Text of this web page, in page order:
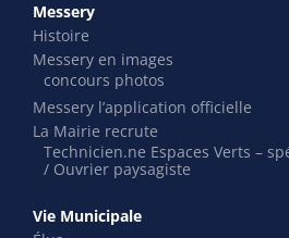
Messery
Histoire
Messery en images
concours photos
Messery l’application officielle
La Mairie recrute
Technicien.ne Espaces Verts –
/ Ouvrier paysagiste
Vie Municipale